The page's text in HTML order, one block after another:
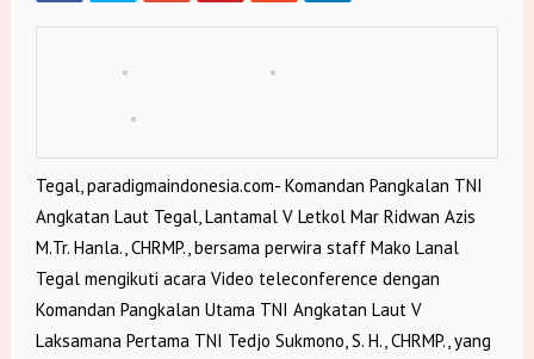
Tegal, paradigmaindonesia.com- Komandan Pangkalan TNI
Angkatan Laut Tegal, Lantamal V Letkol Mar Ridwan Azis
M.Tr. Hanla., CHRMP., bersama perwira staff Mako Lanal
Tegal mengikuti acara Video teleconference dengan
Komandan Pangkalan Utama TNI Angkatan Laut V
Laksamana Pertama TNI Tedjo Sukmono, S. H., CHRMP., yang